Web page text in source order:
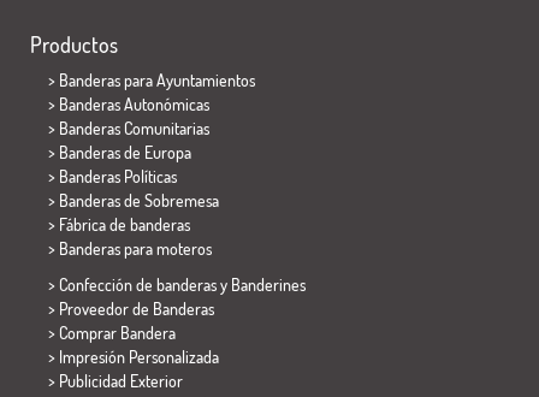
Productos
> Banderas para Ayuntamientos
> Banderas Autonómicas
> Banderas Comunitarias
> Banderas de Europa
> Banderas Políticas
> Banderas de Sobremesa
> Fábrica de banderas
> Banderas para moteros
> Confección de banderas y Banderines
> Proveedor de Banderas
> Comprar Bandera
> Impresión Personalizada
> Publicidad Exterior